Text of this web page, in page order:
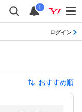
i
ログイン
おすすめ順